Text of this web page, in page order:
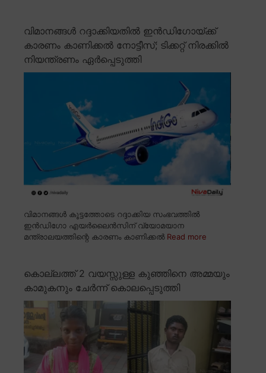
വിമാനങ്ങൾ റദ്ദാക്കിയതിൽ ഇൻഡിഗോയ്ക്ക്
കാരണം കാണിക്കൽ നോട്ടീസ്; ടിക്കറ്റ് നിരക്കിൽ
നിയന്ത്രണം ഏർപ്പെടുത്തി
വിമാനങ്ങൾ കൂട്ടത്തോടെ റദ്ദാക്കിയ സംഭവത്തിൽ
ഇൻഡിഗോ എയർലൈൻസിന് വ്യോമയാന
മന്ത്രാലയത്തിന്റെ കാരണം കാണിക്കൽ Read more
കൊല്ലത്ത് 2 വയസ്സുള്ള കുഞ്ഞിനെ അമ്മയും
കാമുകനും ചേർന്ന് കൊലപ്പെടുത്തി